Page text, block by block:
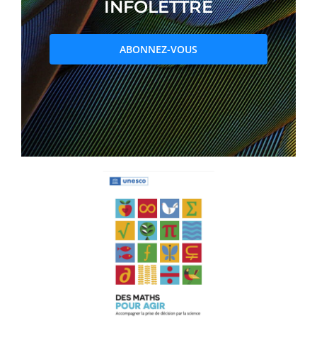
PRIX ET DISTINCTIONS
Recherche
Répertoire
Ressources
Abonnement à l’infolettre
INFOLETTRE
ABONNEZ-VOUS